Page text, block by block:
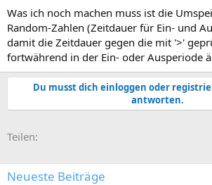
sensor.test_int Deine Berechnung eintragen.
Im Skript würdest Du das dann mittels
YAML:
condition:
state: 'True'
abgreifen können.
Was ich noch machen muss ist die
Random-Zahlen (Zeitdauer für Ein- und
damit die Zeitdauer gegen die mit '>'
fortwährend in der Ein- oder Ausperiode
Du musst dich einloggen oder
antworten.
Teilen:
Neueste Beiträge